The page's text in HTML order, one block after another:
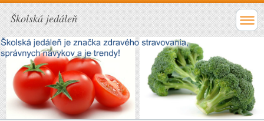
Školská jedáleň